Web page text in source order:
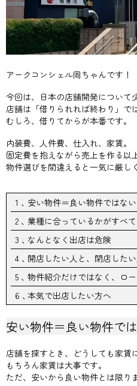
アークコンシェル岡ちゃんです！
今回は、日本の店舗開発について
店舗は「借りられれば終わり」で
むしろ、借りてからが本番です。
内装費、人件費、仕入れ、家賃。
固定費を抱えながら売上を作る以上
物件選びを間違えると一気に厳し
安い物件＝良い物件ではない
業種に合っているかがすべて
なんとなく出店は危険
開店したい人と、閉店した
物件紹介だけではなく、ロ
本気で出店したい方へ
安い物件＝良い物件で
店舗を探すとき、どうしても家賃
もちろん家賃は大事です。
ただ、安いから良い物件とは限り